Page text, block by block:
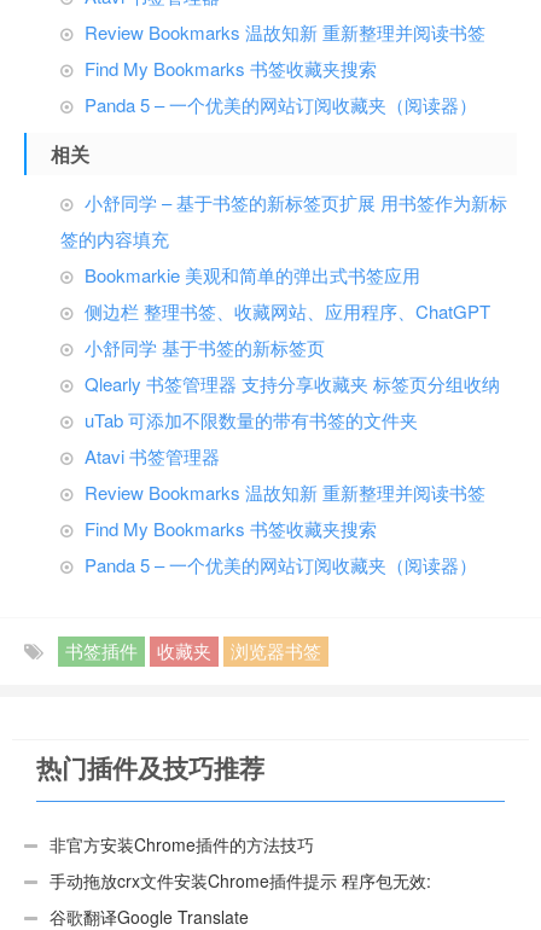
Review Bookmarks 温故知新 重新整理并阅读书签
Find My Bookmarks 书签收藏夹搜索
Panda 5 – 一个优美的网站订阅收藏夹（阅读器）
相关
小舒同学 – 基于书签的新标签页扩展 用书签作为新标
签的内容填充
Bookmarkie 美观和简单的弹出式书签应用
侧边栏 整理书签、收藏网站、应用程序、ChatGPT
小舒同学 基于书签的新标签页
Qlearly 书签管理器 支持分享收藏夹 标签页分组收纳
uTab 可添加不限数量的带有书签的文件夹
Atavi 书签管理器
Review Bookmarks 温故知新 重新整理并阅读书签
Find My Bookmarks 书签收藏夹搜索
Panda 5 – 一个优美的网站订阅收藏夹（阅读器）
书签插件 收藏夹 浏览器书签
热门插件及技巧推荐
非官方安装Chrome插件的方法技巧
手动拖放crx文件安装Chrome插件提示 程序包无效:
“CEX_HEADER_INVALID”的解决办法
谷歌翻译Google Translate